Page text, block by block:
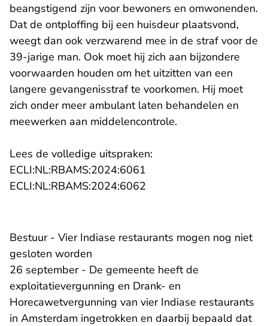
beangstigend zijn voor bewoners en omwonenden.
Dat de ontploffing bij een huisdeur plaatsvond,
weegt dan ook verzwarend mee in de straf voor de
39-jarige man. Ook moet hij zich aan bijzondere
voorwaarden houden om het uitzitten van een
langere gevangenisstraf te voorkomen. Hij moet
zich onder meer ambulant laten behandelen en
meewerken aan middelencontrole.
Lees de volledige uitspraken:
ECLI:NL:RBAMS:2024:6061
ECLI:NL:RBAMS:2024:6062
Bestuur - Vier Indiase restaurants mogen nog niet
gesloten worden
26 september - De gemeente heeft de
exploitatievergunning en Drank- en
Horecawetvergunning van vier Indiase restaurants
in Amsterdam ingetrokken en daarbij bepaald dat